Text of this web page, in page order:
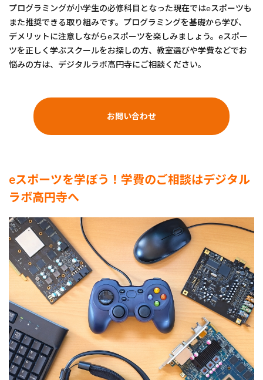
プログラミングが小学生の必修科目となった現在ではeスポーツも
また推奨できる取り組みです。プログラミングを基礎から学び、
デメリットに注意しながらeスポーツを楽しみましょう。eスポー
ツを正しく学ぶスクールをお探しの方、教室選びや学費などでお
悩みの方は、デジタルラボ高円寺にご相談ください。
お問い合わせ
eスポーツを学ぼう！学費のご相談はデジタル
ラボ高円寺へ